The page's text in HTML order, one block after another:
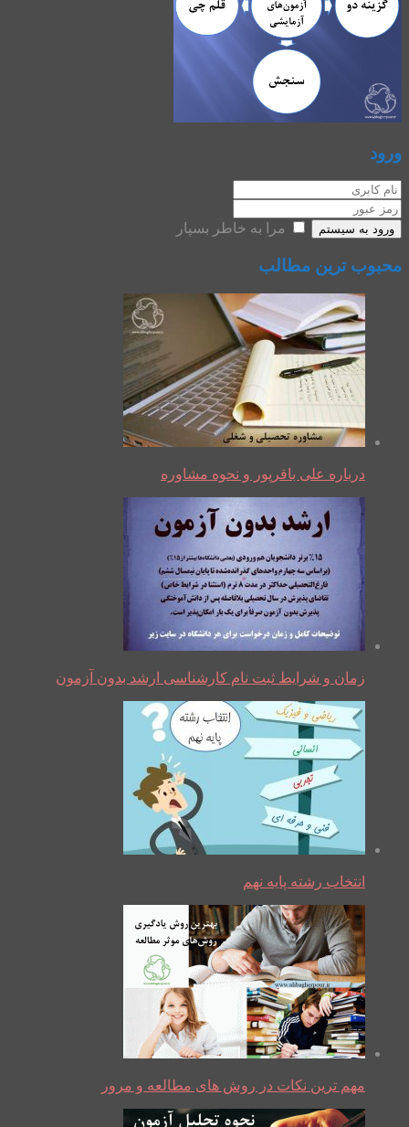
ورود
ورود به سیستم مرا به خاطر بسپار
محبوب ترین مطالب
درباره علی باقرپور و نحوه مشاوره
زمان و شرایط ثبت نام کارشناسی ارشد بدون آزمون
انتخاب رشته پایه نهم
مهم ترین نکات در روش های مطالعه و مرور